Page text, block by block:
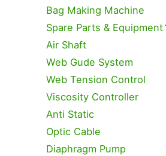
Bag Making Machine
Spare Parts & Equipment
Air Shaft
Web Gude System
Web Tension Control
Viscosity Controller
Anti Static
Optic Cable
Diaphragm Pump